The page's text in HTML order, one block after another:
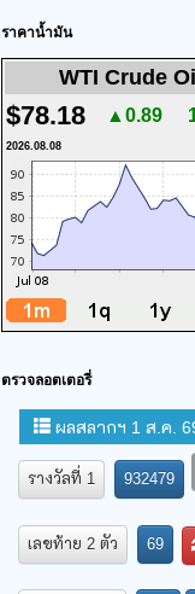
ราคาน้ำมัน
WTI Crude
$78.18 ▲0.89
2026.08.08
ตรวจลอตเตอรี่